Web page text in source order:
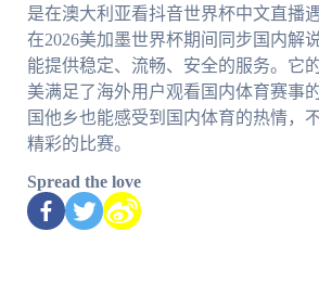
是在澳大利亚看抖音世界杯中文直播
在2026美加墨世界杯期间同步国内解说
能提供稳定、流畅、安全的服务。它
美满足了海外用户观看国内体育赛事
国他乡也能感受到国内体育的热情，
精彩的比赛。
Spread the love